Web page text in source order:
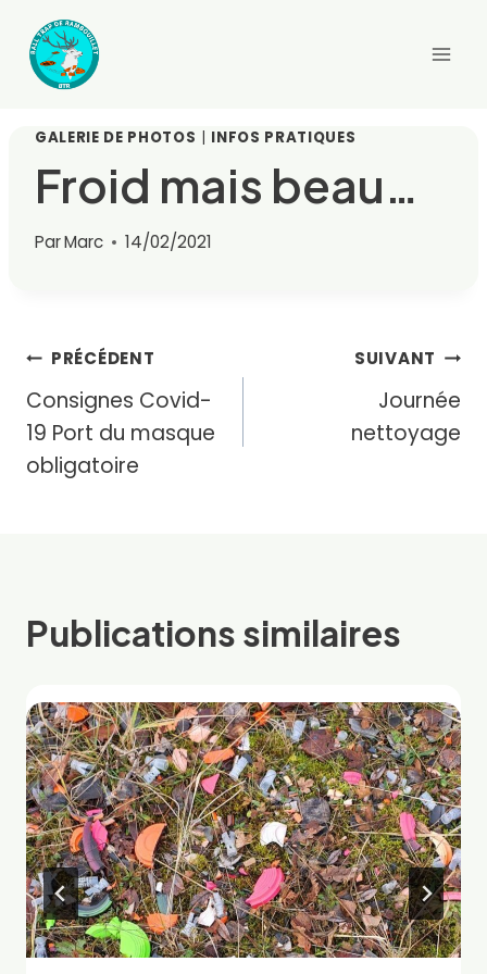
contenu
GALERIE DE PHOTOS | INFOS PRATIQUES
Froid mais beau…
ParMarc 14/02/2021
Navigation
de
l’article
PRÉCÉDENT
Consignes Covid-
19 Port du masque
obligatoire
SUIVANT
Journée
nettoyage
Publications similaires